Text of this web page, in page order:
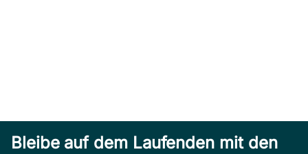
Bleibe auf dem Laufenden mit den